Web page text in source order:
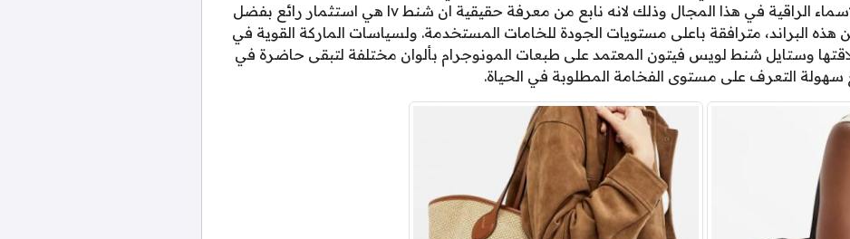
فيتون كواحدة من اهم الاسماء الراقية في هذا المجال وذلك لانه نابع من معرفة حقيقية ان شنط lv هي استثمار رائع بفضل
هذه البراند، مترافقة باعلى مستويات الجودة للخامات المستخدمة. ولسياسات الماركة القوية في
وستايل شنط لويس فيتون المعتمد على طبعات المونوجرام بألوان مختلفة لتبقى حاضرة في
التعرف على مستوى الفخامة المطلوبة في الحياة.